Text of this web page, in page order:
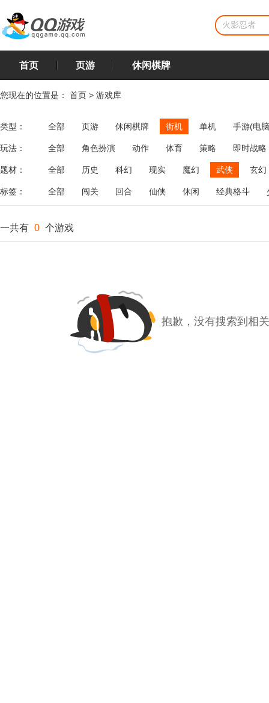
首页 页游 休闲棋牌
您现在的位置是： 首页 > 游戏库
类型： 全部 页游 休闲棋牌 街机 单机 手游(电
玩法： 全部 角色扮演 动作 体育 策略
即时战略
飞行
恋爱 第三人称射击 棋类 牌类 麻将
题材： 全部 历史 科幻 现实 魔幻 武侠 玄幻
标签： 全部 闯关 回合 仙侠 休闲 经典格斗
一共有 0 个游戏
抱歉，没有搜索到相